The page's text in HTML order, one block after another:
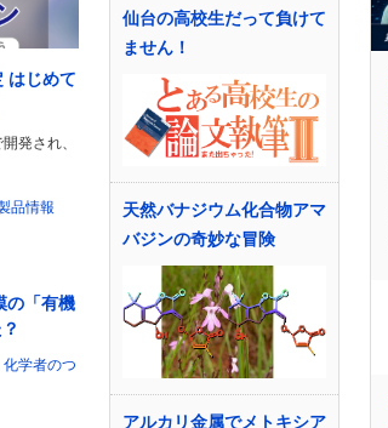
はじめて
発され、
品情報
の「有機
化学者のつ
仙台の高校生だって負けて
ません！
天然バナジウム化合物アマ
バジンの奇妙な冒険
アルカリ金属でメトキシア